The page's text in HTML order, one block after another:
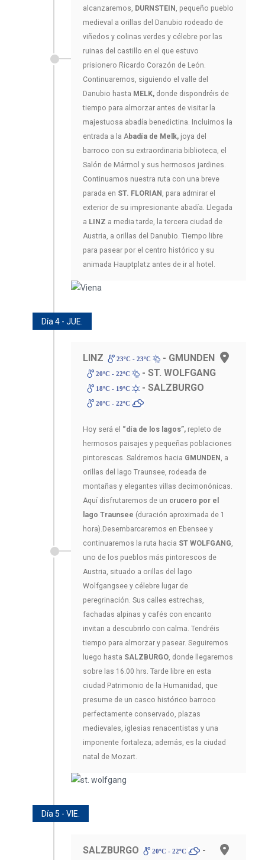
alcanzaremos, DURNSTEIN , pequeño pueblo
medieval a orillas del Danubio rodeado de
viñedos y colinas verdes y célebre por las
ruinas del castillo en el que estuvo
prisionero Ricardo Corazón de León.
Continuaremos, siguiendo el valle del
Danubio hasta MELK, donde dispondréis de
tiempo para almorzar antes de visitar la
majestuosa abadía benedictina. Incluimos la
entrada a la Abadía de Melk, joya del
barroco con su extraordinaria biblioteca, el
Salón de Mármol y sus hermosos jardines.
Continuamos nuestra ruta con una breve
parada en ST. FLORIAN , para admirar el
exterior de su impresionante abadía. Llegada
a LINZ a media tarde, la tercera ciudad de
Austria, a orillas del Danubio. Tiempo libre
para pasear por el centro histórico y su
animada Hauptplatz antes de ir al hotel.
Día 4 - JUE.
LINZ 23ºC - 23ºC - GMUNDEN
20ºC - 22ºC - ST. WOLFGANG
18ºC - 19ºC - SALZBURGO
20ºC - 22ºC
Hoy será el “día de los lagos”, repleto de
hermosos paisajes y pequeñas poblaciones
pintorescas. Saldremos hacia GMUNDEN , a
orillas del lago Traunsee, rodeada de
montañas y elegantes villas decimonónicas.
Aquí disfrutaremos de un crucero por el
lago Traunsee (duración aproximada de 1
hora).Desembarcaremos en Ebensee y
continuaremos la ruta hacia ST WOLFGANG
uno de los pueblos más pintorescos de
Austria, situado a orillas del lago
Wolfgangsee y célebre lugar de
peregrinación. Sus calles estrechas,
fachadas alpinas y cafés con encanto
invitan a descubrirlo con calma. Tendréis
tiempo para almorzar y pasear. Seguiremos
luego hasta SALZBURGO , donde llegaremos
sobre las 16.00 hrs. Tarde libre en esta
ciudad Patrimonio de la Humanidad, que
presume de un casco histórico barroco
perfectamente conservado, plazas
medievales, iglesias renacentistas y una
imponente fortaleza; además, es la ciudad
natal de Mozart.
Día 5 - VIE.
SALZBURGO 20ºC - 22ºC
-